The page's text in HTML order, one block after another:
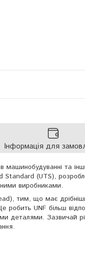
Інформація для
машинобудуванні та
Standard (UTS),
виробниками.
тим, що має
робить UNF більш
деталями. Зазвичай